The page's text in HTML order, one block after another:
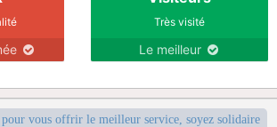
Très visité
Le meilleur
vous offrir le meilleur service, soyez solidaire